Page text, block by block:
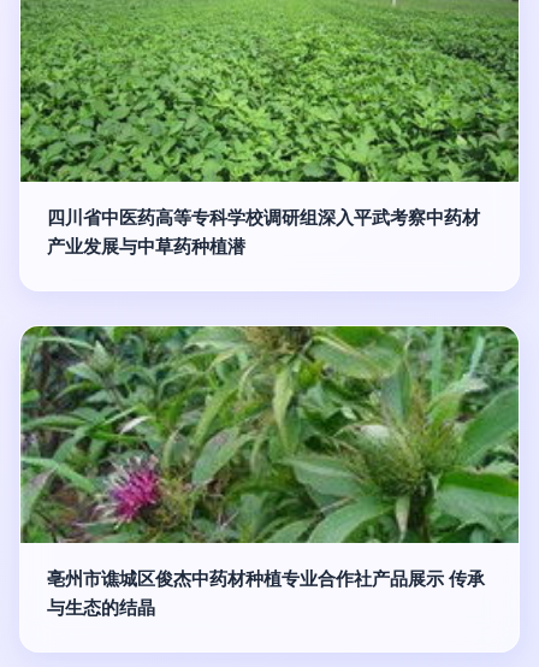
四川省中医药高等专科学校调研组深入平武考察中药材
产业发展与中草药种植潜
亳州市谯城区俊杰中药材种植专业合作社产品展示 传承
与生态的结晶